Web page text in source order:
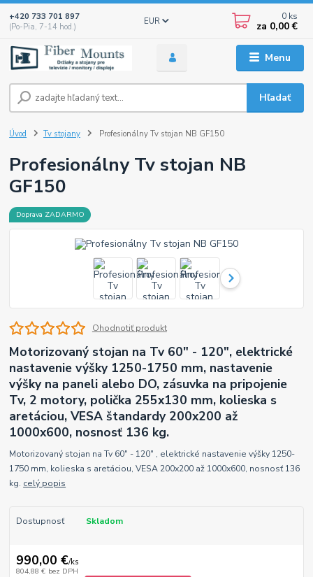
Menu
EUR
Hľadať
+420 733 701 897
(Po-Pia, 7-14 hod.)
0 ks
za 0,00 €
Úvod Tv stojany Profesionálny Tv stojan NB GF150
Profesionálny Tv stojan NB
GF150
Doprava ZADARMO
Ohodnotiť produkt
Motorizovaný stojan na Tv 60" - 120", elektrické
nastavenie výšky 1250-1750 mm, nastavenie
výšky na paneli alebo DO, zásuvka na pripojenie
Tv, 2 motory, polička 255x130 mm, kolieska s
aretáciou, VESA štandardy 200x200 až
1000x600, nosnosť 136 kg.
Motorizovaný stojan na Tv 60" - 120" , elektrické nastavenie výšky 1250-
1750 mm, kolieska s aretáciou, VESA 200x200 až 1000x600, nosnosť 136
kg. celý popis
Dostupnosť Skladom
990,00 €/ks
804,88 € bez DPH